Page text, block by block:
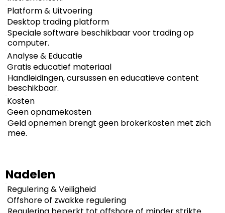
Platform & Uitvoering
Desktop trading platform
Speciale software beschikbaar voor trading op
computer.
Analyse & Educatie
Gratis educatief materiaal
Handleidingen, cursussen en educatieve content
beschikbaar.
Kosten
Geen opnamekosten
Geld opnemen brengt geen brokerkosten met zich
mee.
Nadelen
Regulering & Veiligheid
Offshore of zwakke regulering